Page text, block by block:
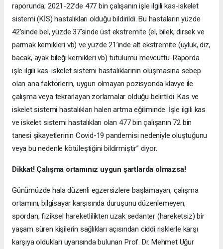
raporunda; 2021-22’de 477 bin çalışanın işle ilgili kas-iskelet
sistemi (KİS) hastalıkları olduğu bildirildi. Bu hastaların yüzde
42’sinde bel, yüzde 37’sinde üst ekstremite (el, bilek, dirsek ve
parmak kemikleri vb) ve yüzde 21’inde alt ekstremite (uyluk, diz,
bacak, ayak bileği kemikleri vb) tutulumu mevcuttu. Raporda
işle ilgili kas-iskelet sistemi hastalıklarının oluşmasına sebep
olan ana faktörlerin, uygun olmayan pozisyonda klavye ile
çalışma veya tekrarlayan zorlamalar olduğu belirtildi. Kas ve
iskelet sistemi hastalıkları halen artma eğiliminde. İşle ilgili kas
ve iskelet sistemi hastalıkları olan 477 bin çalışanın 72 bin
tanesi şikayetlerinin Covid-19 pandemisi nedeniyle oluştuğunu
veya bu nedenle kötüleştiğini bildirmiştir” diyor.
Dikkat! Çalışma ortamınız uygun şartlarda olmazsa!
Günümüzde hala düzenli egzersizlere başlamayan, çalışma
ortamını, bilgisayar karşısında duruşunu düzenlemeyen,
spordan, fiziksel hareketlilikten uzak sedanter (hareketsiz) bir
yaşam süren kişilerin sağlıkları açısından ciddi risklerle karşı
karşıya oldukları uyarısında bulunan Prof. Dr. Mehmet Uğur